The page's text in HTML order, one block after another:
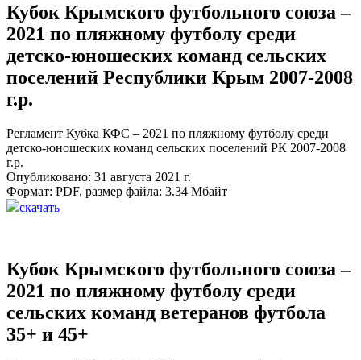
Кубок Крымского футбольного союза –
2021 по пляжному футболу среди
детско-юношеских команд сельских
поселений Республики Крым 2007-2008
г.р.
Регламент Кубка КФС – 2021 по пляжному футболу среди
детско-юношеских команд сельских поселений РК 2007-2008
г.р.
Опубликовано: 31 августа 2021 г.
Формат: PDF, размер файла: 3.34 Мбайт
скачать
Кубок Крымского футбольного союза –
2021 по пляжному футболу среди
сельских команд ветеранов футбола
35+ и 45+